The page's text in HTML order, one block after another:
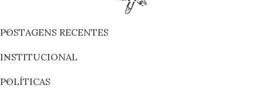
POSTAGENS RECENTES
INSTITUCIONAL
POLÍTICAS